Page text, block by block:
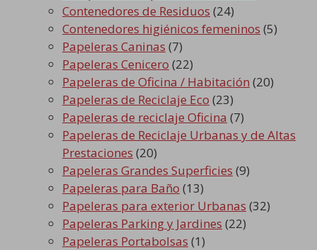
Contenedores de Residuos (24)
Contenedores higiénicos femeninos (5)
Papeleras Caninas (7)
Papeleras Cenicero (22)
Papeleras de Oficina / Habitación (20)
Papeleras de Reciclaje Eco (23)
Papeleras de reciclaje Oficina (7)
Papeleras de Reciclaje Urbanas y de Altas
Prestaciones (20)
Papeleras Grandes Superficies (9)
Papeleras para Baño (13)
Papeleras para exterior Urbanas (32)
Papeleras Parking y Jardines (22)
Papeleras Portabolsas (1)